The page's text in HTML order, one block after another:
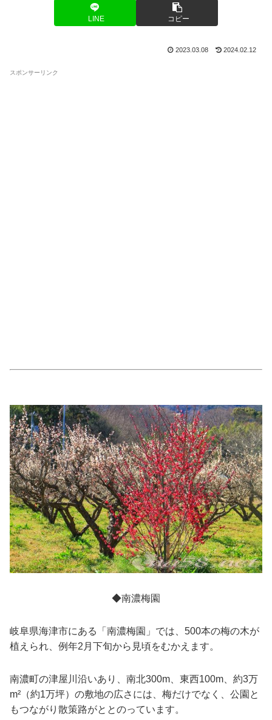
LINE コピー
2023.03.08 2024.02.12
スポンサーリンク
◆南濃梅園
岐阜県海津市にある「南濃梅園」では、500本の梅の木が
植えられ、例年2月下旬から見頃をむかえます。
南濃町の津屋川沿いあり、南北300m、東西100m、約3万
m²（約1万坪）の敷地の広さには、梅だけでなく、公園と
もつながり散策路がととのっています。